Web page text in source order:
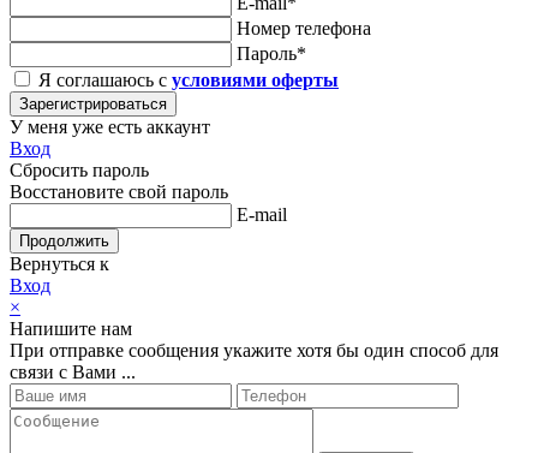
Номер телефона
Пароль*
Я соглашаюсь с условиями оферты
Зарегистрироваться
У меня уже есть аккаунт
Вход
Сбросить пароль
Восстановите свой пароль
E-mail
Продолжить
Вернуться к
Вход
×
Напишите нам
При отправке сообщения укажите хотя бы один способ для
связи с Вами ...